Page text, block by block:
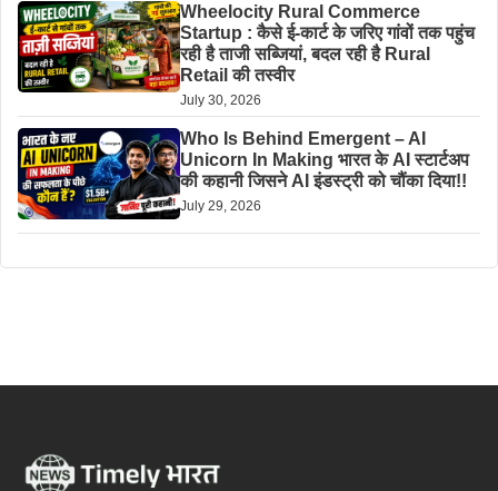
Wheelocity Rural Commerce
Startup : कैसे ई-कार्ट के जरिए गांवों तक पहुंच
रही है ताजी सब्जियां, बदल रही है Rural
Retail की तस्वीर
July 30, 2026
Who Is Behind Emergent – AI
Unicorn In Making भारत के AI स्टार्टअप
की कहानी जिसने AI इंडस्ट्री को चौंका दिया!!
July 29, 2026